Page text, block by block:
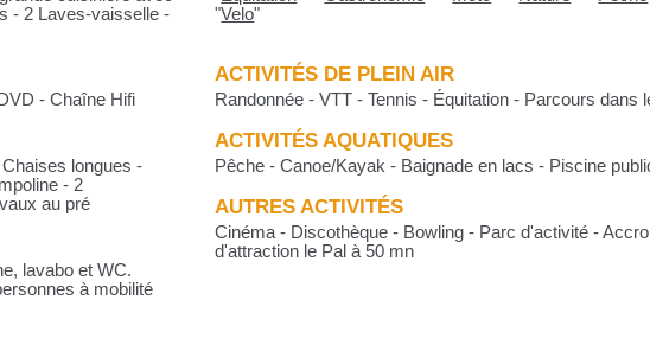
- 2 Laves-vaisselle -
- Chaîne Hifi
longues -
- 2
au pré
lavabo et WC.
à mobilité
"Velo"
ACTIVITÉS DE PLEIN AIR
Randonnée - VTT - Tennis - Équitation - Parcours dans
ACTIVITÉS AQUATIQUES
Pêche - Canoe/Kayak - Baignade en lacs - Piscine
AUTRES ACTIVITÉS
Cinéma - Discothèque - Bowling - Parc d'activité -
d'attraction le Pal à 50 mn